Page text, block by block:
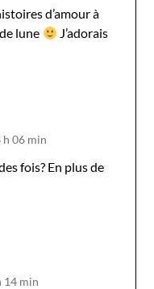
d’amour à
lune
J’adorais
h 06 min
fois? En plus de
14 min